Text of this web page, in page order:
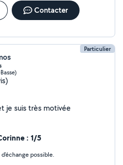
Contacter
Particulier
je suis très motivée
: 1/5
d'échange possible.